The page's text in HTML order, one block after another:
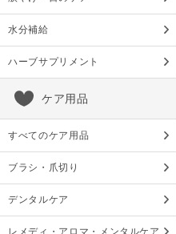
水分補給
ハーブサプリメント
ケア用品
すべてのケア用品
ブラシ・爪切り
デンタルケア
レメディ・アロマ・メンタルケア